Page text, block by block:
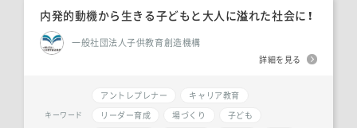
内発的動機から生きる子どもと大人に溢れた社会に！
一般社団法人子供教育創造機構
詳細を見る
キーワード
アントレプレナー
キャリア教育
リーダー育成
場づくり
子ども